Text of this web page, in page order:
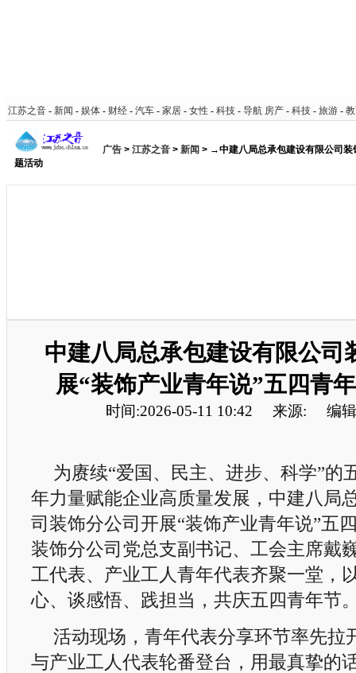
江苏之音 - 新闻 - 娱体 - 财经 - 汽车 - 家居 - 女性 - 科技 - 导航 房产 - 科技 - 旅游 -
广告 > 江苏之音 > 新闻 > →中建八局总承包建设有限公司装
题活动
中建八局总承包建设有限公司
展“装饰产业青年说”五四青
时间:2026-05-11 10:42 来源: 编
为赓续“爱国、民主、进步、科学”的
年力量赋能企业高质量发展，中建八局
司装饰分公司开展“装饰产业青年说”五
装饰分公司党总支副书记、工会主席戴
工代表、产业工人青年代表齐聚一堂，
心、谈感悟、践担当，共庆五四青年节
活动现场，青年代表分享环节率先拉
与产业工人代表轮番登台，用最真挚的